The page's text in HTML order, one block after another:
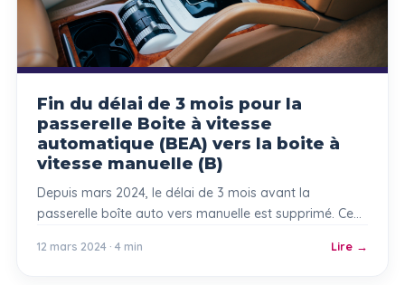
Fin du délai de 3 mois pour la
passerelle Boite à vitesse
automatique (BEA) vers la boite à
vitesse manuelle (B)
Depuis mars 2024, le délai de 3 mois avant la
passerelle boîte auto vers manuelle est supprimé. Ce
12 mars 2024 · 4 min Lire